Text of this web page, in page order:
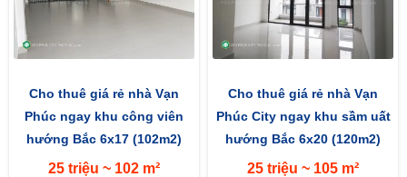
Cho thuê giá rẻ nhà Vạn
Phúc ngay khu công viên
hướng Bắc 6x17 (102m2)
mặt tiền đường 13m
25 triệu ~ 102 m²
Cho thuê giá rẻ nhà Vạn
Phúc City ngay khu sầm uất
hướng Bắc 6x20 (120m2)
25 triệu ~ 105 m²